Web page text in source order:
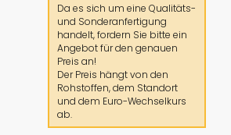
Da es sich um eine Qualitäts-
und Sonderanfertigung
handelt, fordern Sie bitte ein
Angebot für den genauen
Preis an!
Der Preis hängt von den
Rohstoffen, dem Standort
und dem Euro-Wechselkurs
ab.